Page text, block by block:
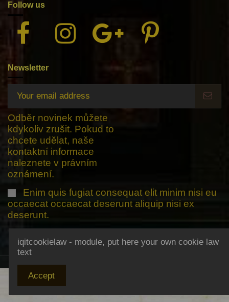
Follow us
Newsletter
Odběr novinek můžete
kdykoliv zrušit. Pokud to
chcete udělat, naše
kontaktní informace
naleznete v právním
oznámení.
Enim quis fugiat consequat elit minim nisi eu
occaecat occaecat deserunt aliquip nisi ex
deserunt.
iqitcookielaw - module, put here your own cookie law
text
Accept